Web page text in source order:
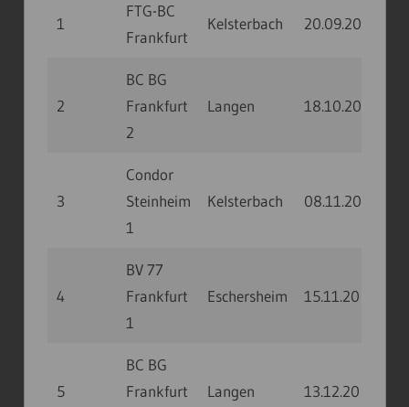
1
FTG-BC
Frankfurt
Kelsterbach 20.09.20
2
BC BG
Frankfurt
2
Langen 18.10.20
3
Condor
Steinheim
1
Kelsterbach 08.11.20
4
BV 77
Frankfurt
1
Eschersheim 15.11.20
5
BC BG
Frankfurt
Langen 13.12.20